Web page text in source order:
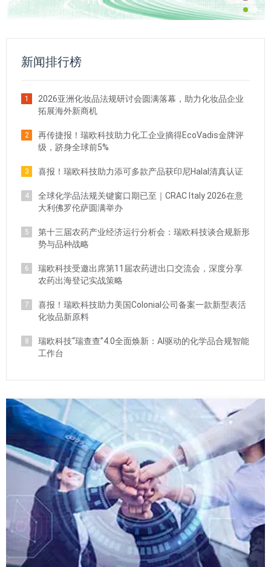
新闻排行榜
1
2026亚洲化妆品法规研讨会圆满落幕，助力化妆品企业
拓展海外新商机
2
再传捷报！瑞欧科技助力化工企业摘得EcoVadis金牌评
级，跻身全球前5%
3 喜报！瑞欧科技助力添可多款产品获印尼Halal清真认证
4
全球化学品法规关键窗口期已至｜CRAC Italy 2026在意
大利佛罗伦萨圆满举办
5
第十三届农药产业经济运行分析会：瑞欧科技谈合规新形
势与品种战略
6
瑞欧科技受邀出席第11届农药进出口交流会，深度分享
农药出海登记实战策略
7
喜报！瑞欧科技助力美国Colonial公司备案一款新型表活
化妆品新原料
8
瑞欧科技“瑞查查”4.0全面焕新：AI驱动的化学品合规智能
工作台